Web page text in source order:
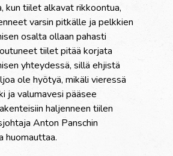
kun tiilet alkavat rikkoontua,
varsin pitkälle ja pelkkien
osalta ollaan pahasti
tiilet pitää korjata
yhteydessä, sillä ehjistä
ole hyötyä, mikäli vieressä
ja valumavesi pääsee
haljenneen tiilen
Anton Panschin
huomauttaa.